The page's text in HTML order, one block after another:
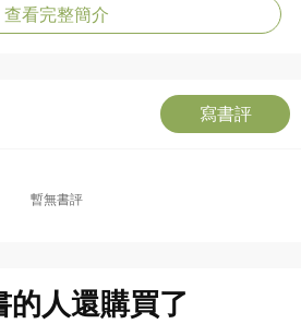
查看完整簡介
寫書評
暫無書評
的人還購買了